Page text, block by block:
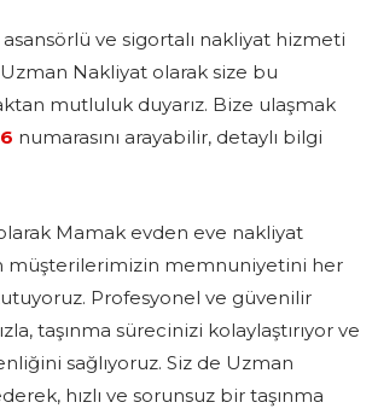
ve sigortalı nakliyat hizmeti
Nakliyat olarak size bu
mutluluk duyarız. Bize ulaşmak
numarasını arayabilir, detaylı bilgi
Mamak evden eve nakliyat
müşterilerimizin memnuniyetini her
Profesyonel ve güvenilir
taşınma sürecinizi kolaylaştırıyor ve
sağlıyoruz. Siz de Uzman
hızlı ve sorunsuz bir taşınma